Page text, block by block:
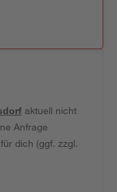
aktuell nicht
Anfrage
dich (ggf. zzgl.